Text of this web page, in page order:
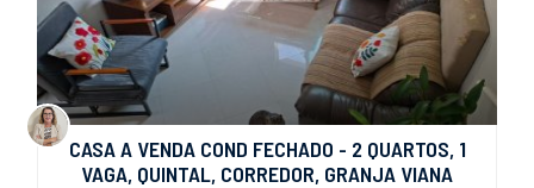
CASA A VENDA COND FECHADO - 2 QUARTOS, 1
VAGA, QUINTAL, CORREDOR, GRANJA VIANA